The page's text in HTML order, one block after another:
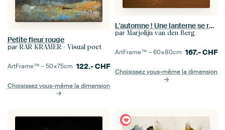
Petite fleur rouge
par RAR KRAMER - Visual poet
ArtFrame™ –50×75cm 122.-CHF
Choisissez vous-même la dimension
L'automne ! Une lanterne se reflète dans la surface chaude
par Marjolijn van den Berg
ArtFrame™ –60×80cm 167.-CHF
Choisissez vous-même la dimension